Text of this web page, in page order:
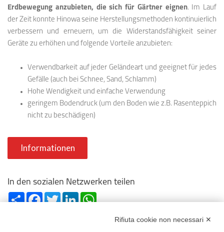
Erdbewegung anzubieten, die sich für Gärtner eignen. Im Lauf
der Zeit konnte Hinowa seine Herstellungsmethoden kontinuierlich
verbessern und erneuern, um die Widerstandsfähigkeit seiner
Geräte zu erhöhen und folgende Vorteile anzubieten:
Verwendbarkeit auf jeder Geländeart und geeignet für jedes
Gefälle (auch bei Schnee, Sand, Schlamm)
Hohe Wendigkeit und einfache Verwendung
geringem Bodendruck (um den Boden wie z.B. Rasenteppich
nicht zu beschädigen)
Informationen
In den sozialen Netzwerken teilen
Share FacebookTwitterLinkedIn
Rifiuta cookie non necessari ✕